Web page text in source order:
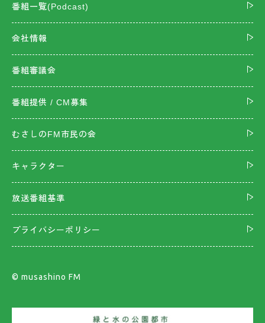
番組一覧(Podcast)
会社情報
番組審議会
番組提供 / CM募集
むさしのFM市民の会
キャラクター
放送番組基準
プライバシーポリシー
©︎ musashino FM